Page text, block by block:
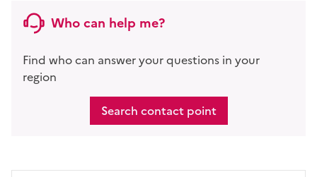
Who can help me?
Find who can answer your questions in your
region
Search contact point